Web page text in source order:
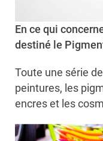
En ce qui
destiné le
Toute une série
peintures, les
encres et les